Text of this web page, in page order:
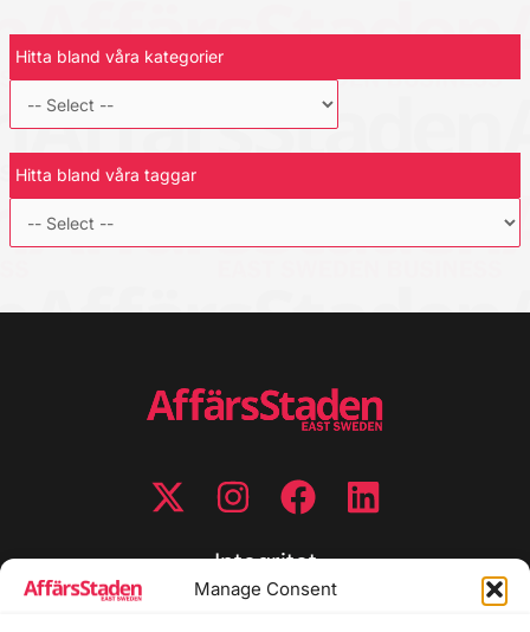
Manage Consent
Hitta bland våra kategorier
Hitta bland våra taggar
Integritet